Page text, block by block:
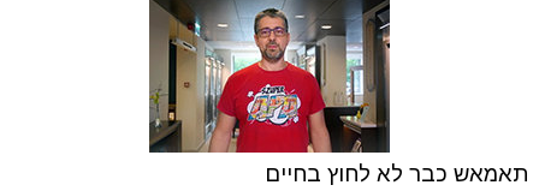
תאמאש כבר לא לחוץ בחיים